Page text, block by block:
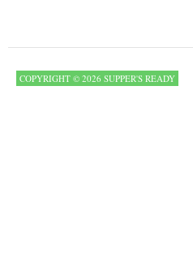
COPYRIGHT © 2026 SUPPER'S READY